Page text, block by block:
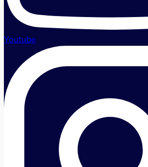
Youtube